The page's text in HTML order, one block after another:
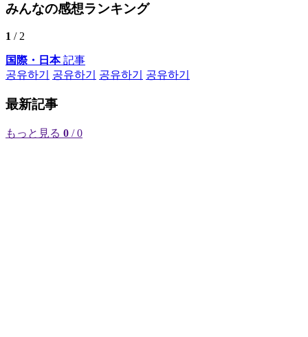
みんなの感想ランキング
1 / 2
国際・日本記事
공유하기
공유하기 공유하기 공유하기
最新記事
もっと見る 0 / 0